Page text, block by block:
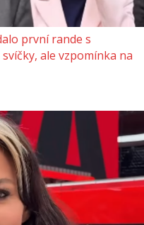
první rande s
ale vzpomínka na